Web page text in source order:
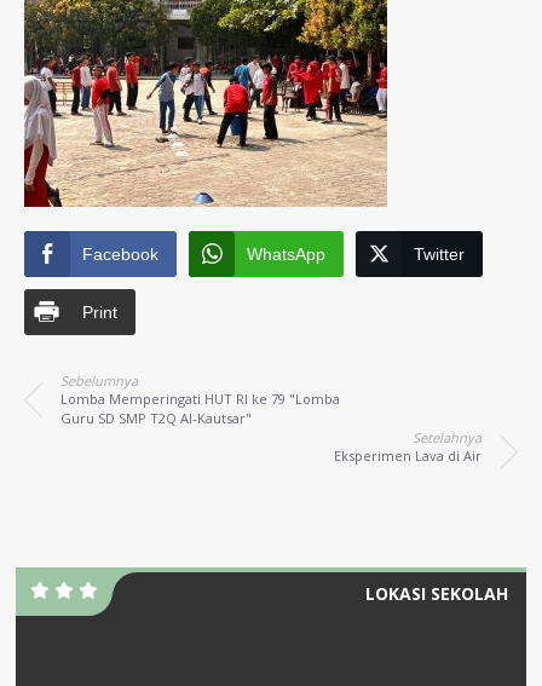
Facebook WhatsApp Twitter
Print
Sebelumnya
Lomba Memperingati HUT RI ke 79 "Lomba
Guru SD SMP T2Q Al-Kautsar"
Setelahnya
Eksperimen Lava di Air
LOKASI SEKOLAH